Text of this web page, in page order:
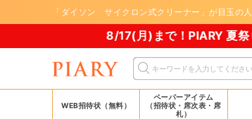
「ダイソン サイクロン式クリーナー」が目玉の
8/17(月)まで！PIARY 夏祭り2026！
WEB招待状（無料）
ペーパーアイテム
（招待状・席次表・席
札）